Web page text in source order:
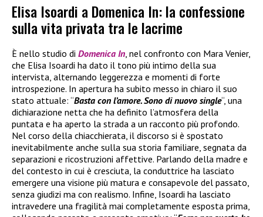
Elisa Isoardi a Domenica In: la confessione
sulla vita privata tra le lacrime
È nello studio di Domenica In, nel confronto con Mara Venier,
che Elisa Isoardi ha dato il tono più intimo della sua
intervista, alternando leggerezza e momenti di forte
introspezione. In apertura ha subito messo in chiaro il suo
stato attuale: “Basta con l’amore. Sono di nuovo single“, una
dichiarazione netta che ha definito l’atmosfera della
puntata e ha aperto la strada a un racconto più profondo.
Nel corso della chiacchierata, il discorso si è spostato
inevitabilmente anche sulla sua storia familiare, segnata da
separazioni e ricostruzioni affettive. Parlando della madre e
del contesto in cui è cresciuta, la conduttrice ha lasciato
emergere una visione più matura e consapevole del passato,
senza giudizi ma con realismo. Infine, Isoardi ha lasciato
intravedere una fragilità mai completamente esposta prima,